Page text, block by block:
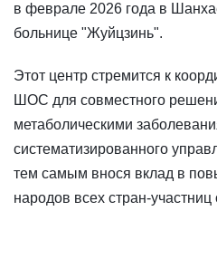
в феврале 2026 года в
больнице "Жуйцзинь".
Этот центр стремится к
ШОС для совместного
метаболическими
систематизированного
тем самым внося вклад в
народов всех стран-участниц